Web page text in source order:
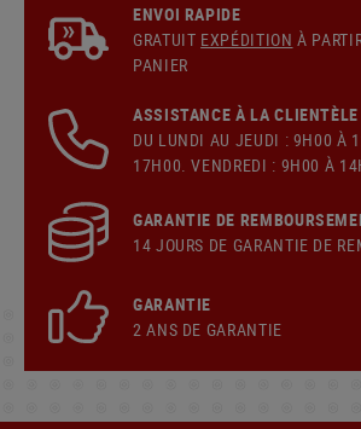
ENVOI RAPIDE
GRATUIT EXPÉDITION À
PANIER
ASSISTANCE À LA CLIENTÈLE
DU LUNDI AU JEUDI : 9H00 À
17H00. VENDREDI : 9H00 À
GARANTIE DE
14 JOURS DE GARANTIE DE
GARANTIE
2 ANS DE GARANTIE